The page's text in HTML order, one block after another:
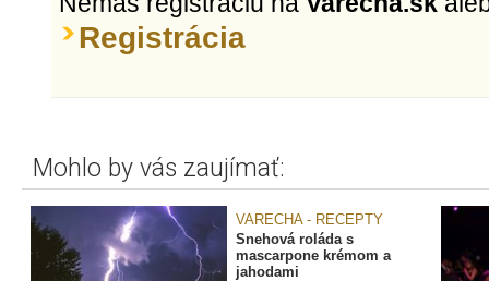
Registrácia
Mohlo by vás zaujímať:
VARECHA - RECEPTY
Snehová roláda s
mascarpone krémom a
jahodami